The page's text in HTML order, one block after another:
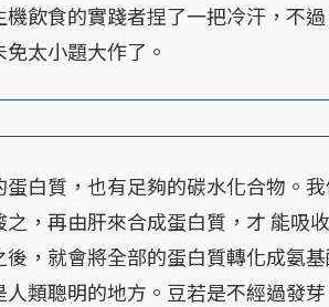
飲食的實踐者捏了一把冷汗，不
太小題大作了。
質，也有足夠的碳水化合物。我
，再由肝來合成蛋白質，才 能吸
，就會將全部的蛋白質轉化成氨
類聰明的地方。豆若是不經過發